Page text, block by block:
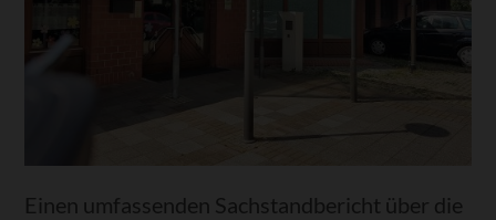
Einen umfassenden Sachstandbericht über die